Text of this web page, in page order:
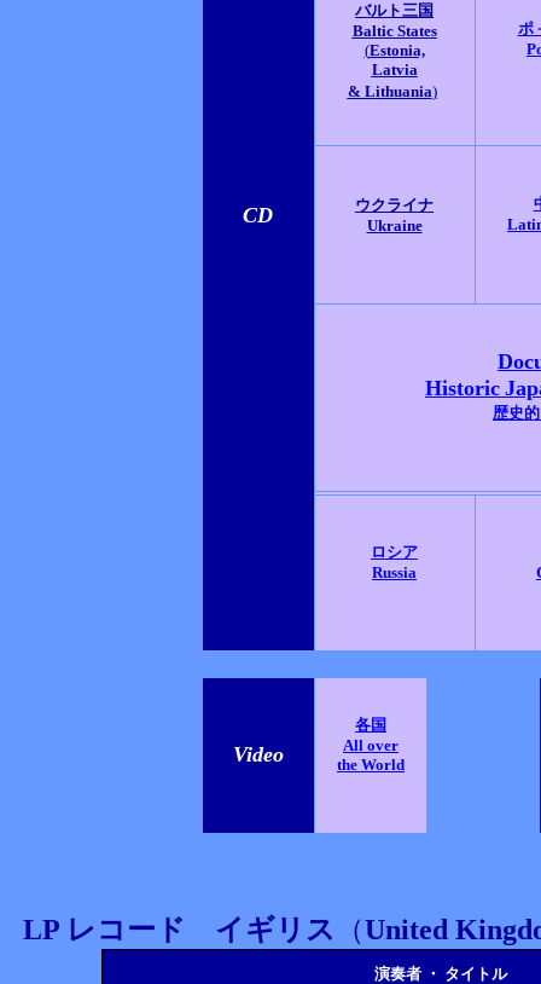
CD
バルト三国
Baltic States
(Estonia,
Latvia
& Lithuania)
ポ
ウクライナ
Ukraine
Historic
歴史
ロシア
Russia
Video
各国
All over
the World
LP レコード イギリス （United
演奏者 ・ タイトル